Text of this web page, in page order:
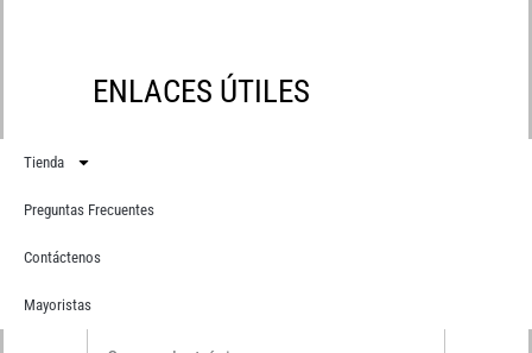
ENLACES ÚTILES
Tienda
Preguntas Frecuentes
Contáctenos
Mayoristas
Suscríbete
Correo electrónico